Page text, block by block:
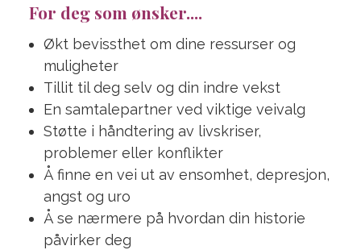
For deg som ønsker....
Økt bevissthet om dine ressurser og
muligheter
Tillit til deg selv og din indre vekst
En samtalepartner ved viktige veivalg
Støtte i håndtering av livskriser,
problemer eller konflikter
Å finne en vei ut av ensomhet, depresjon,
angst og uro
Å se nærmere på hvordan din historie
påvirker deg